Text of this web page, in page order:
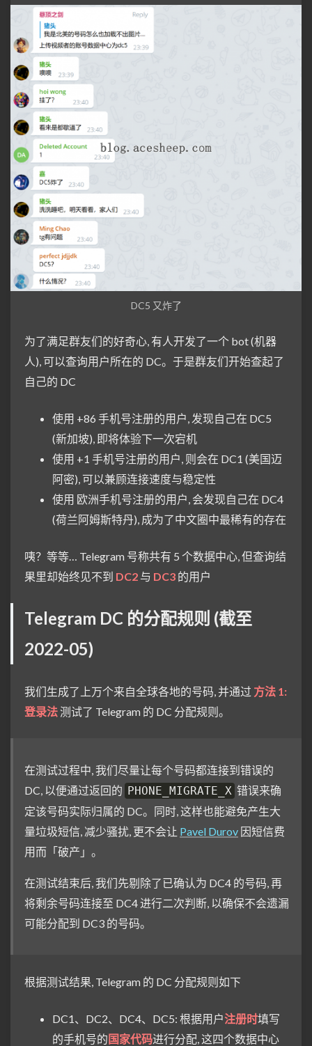
DC5 又炸了
为了满足群友们的好奇心, 有人开发了一个 bot (机器
人), 可以查询用户所在的 DC。于是群友们开始查起了
自己的 DC
使用 +86 手机号注册的用户, 发现自己在 DC5
(新加坡), 即将体验下一次宕机
使用 +1 手机号注册的用户, 则会在 DC1 (美国迈
阿密), 可以兼顾连接速度与稳定性
使用 欧洲手机号注册的用户, 会发现自己在 DC4
(荷兰阿姆斯特丹), 成为了中文圈中最稀有的存在
咦？等等… Telegram 号称共有 5 个数据中心, 但查询结
果里却始终见不到 DC2 与 DC3 的用户
Telegram DC 的分配规则 (截至
2022-05)
我们生成了上万个来自全球各地的号码, 并通过 方法 1:
登录法测试了 Telegram 的 DC 分配规则。
在测试过程中, 我们尽量让每个号码都连接到错误的
DC, 以便通过返回的 PHONE_MIGRATE_X 错误来确
定该号码实际归属的 DC。同时, 这样也能避免产生大
量垃圾短信, 减少骚扰, 更不会让 Pavel Durov 因短信费
用而「破产」。
在测试结束后, 我们先剔除了已确认为 DC4 的号码, 再
将剩余号码连接至 DC4 进行二次判断, 以确保不会遗漏
可能分配到 DC3 的号码。
根据测试结果, Telegram 的 DC 分配规则如下
DC1、DC2、DC4、DC5: 根据用户注册时填写
的手机号的国家代码进行分配, 这四个数据中心